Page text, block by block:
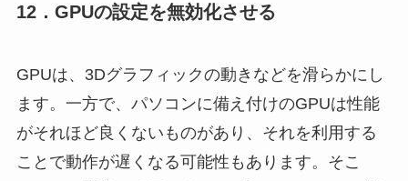
12．GPUの設定を無効化させる
GPUは、3Dグラフィックの動きなどを滑らかにし
ます。一方で、パソコンに備え付けのGPUは性能
がそれほど良くないものがあり、それを利用する
ことで動作が遅くなる可能性もあります。そこ